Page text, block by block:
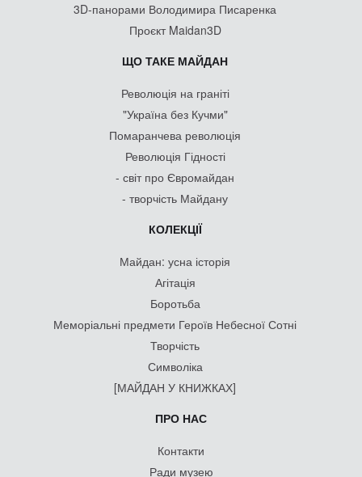
3D-панорами Володимира Писаренка
Проєкт Maidan3D
ЩО ТАКЕ МАЙДАН
Революція на граніті
"Україна без Кучми"
Помаранчева революція
Революція Гідності
- світ про Євромайдан
- творчість Майдану
КОЛЕКЦІЇ
Майдан: усна історія
Агітація
Боротьба
Меморіальні предмети Героїв Небесної Сотні
Творчість
Символіка
[МАЙДАН У КНИЖКАХ]
ПРО НАС
Контакти
Ради музею